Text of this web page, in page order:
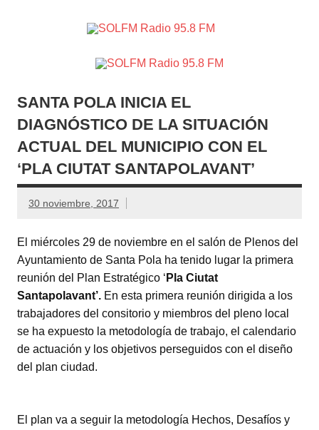
Crevillente, Radio en Vega Baja y Radio en el Medio
Vinalopó
SANTA POLA INICIA EL
DIAGNÓSTICO DE LA SITUACIÓN
ACTUAL DEL MUNICIPIO CON EL
‘PLA CIUTAT SANTAPOLAVANT’
30 noviembre, 2017
El miércoles 29 de noviembre en el salón de Plenos del
Ayuntamiento de Santa Pola ha tenido lugar la primera
reunión del Plan Estratégico ‘ Pla Ciutat
Santapolavant’. En esta primera reunión dirigida a los
trabajadores del consitorio y miembros del pleno local
se ha expuesto la metodología de trabajo, el calendario
de actuación y los objetivos perseguidos con el diseño
del plan ciudad.
El plan va a seguir la metodología Hechos, Desafíos y